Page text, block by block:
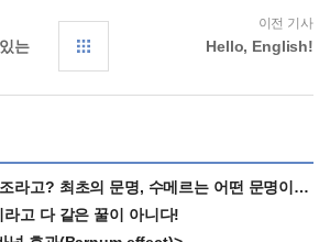
는
이전 기사
Hello, English!
고? 최초의 문명, 수메르는 어떤 문명이었을까?
고 다 같은 꿀이 아니다!